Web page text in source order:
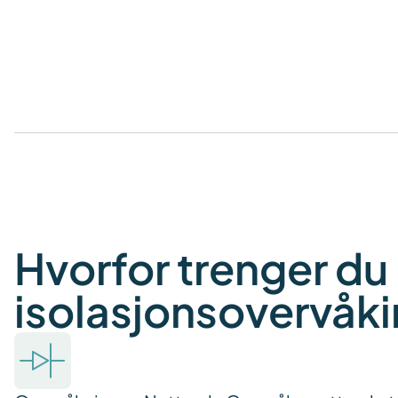
Hvorfor trenger du